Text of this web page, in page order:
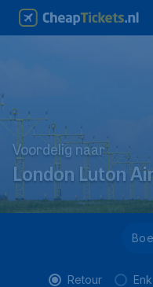
Voordelig naar
London Luton
Retour